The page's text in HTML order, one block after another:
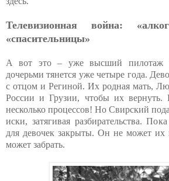
Телевизионная война:
«спасительницы»
А вот это – уже высший пилотаж
дочерьми тянется уже четыре года.
с отцом и Региной. Их родная мать,
России и Грузии, чтобы их
несколько процессов! Но Свирский
иски, затягивая разбирательства.
для девочек закрыты. Он не может
может забрать.